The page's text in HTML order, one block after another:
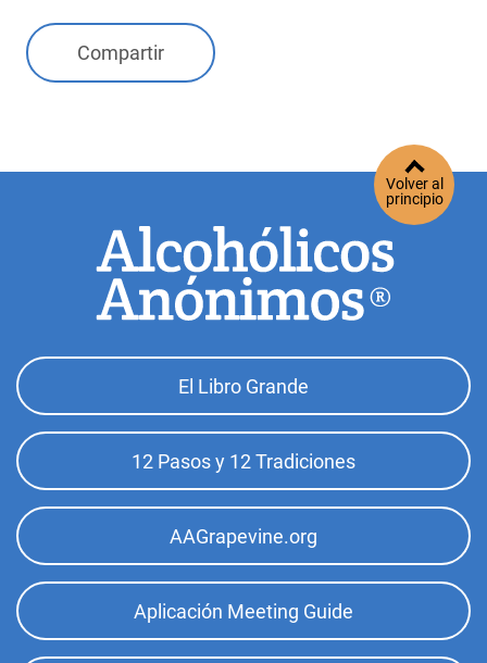
Compartir
Volver al
principio
Footer
Top
Menu
El Libro Grande
12 Pasos y 12 Tradiciones
AAGrapevine.org
Aplicación Meeting Guide